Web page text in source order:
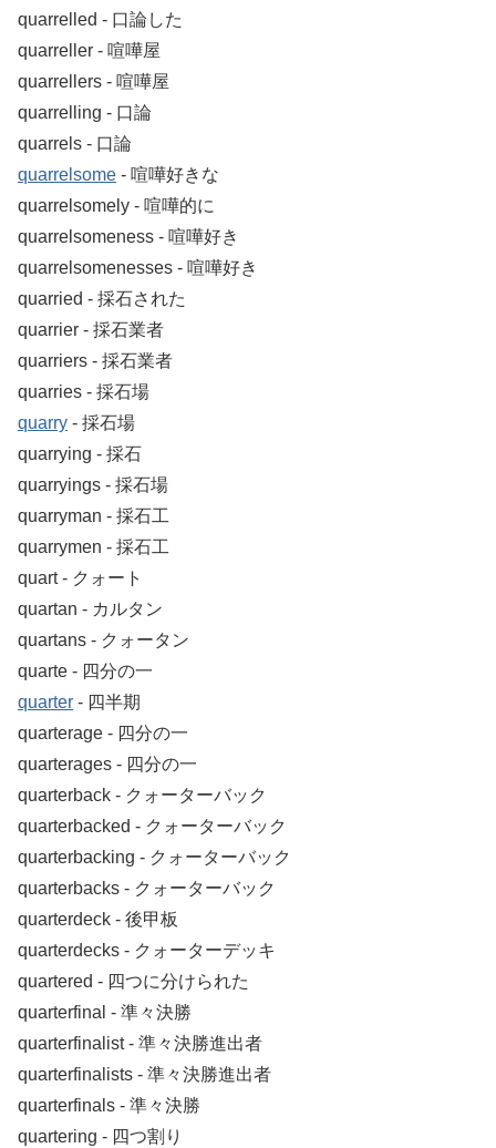
quarrelled ‐ 口論した
quarreller ‐ 喧嘩屋
quarrellers ‐ 喧嘩屋
quarrelling ‐ 口論
quarrels ‐ 口論
quarrelsome ‐ 喧嘩好きな
quarrelsomely ‐ 喧嘩的に
quarrelsomeness ‐ 喧嘩好き
quarrelsomenesses ‐ 喧嘩好き
quarried ‐ 採石された
quarrier ‐ 採石業者
quarriers ‐ 採石業者
quarries ‐ 採石場
quarry ‐ 採石場
quarrying ‐ 採石
quarryings ‐ 採石場
quarryman ‐ 採石工
quarrymen ‐ 採石工
quart ‐ クォート
quartan ‐ カルタン
quartans ‐ クォータン
quarte ‐ 四分の一
quarter ‐ 四半期
quarterage ‐ 四分の一
quarterages ‐ 四分の一
quarterback ‐ クォーターバック
quarterbacked ‐ クォーターバック
quarterbacking ‐ クォーターバック
quarterbacks ‐ クォーターバック
quarterdeck ‐ 後甲板
quarterdecks ‐ クォーターデッキ
quartered ‐ 四つに分けられた
quarterfinal ‐ 準々決勝
quarterfinalist ‐ 準々決勝進出者
quarterfinalists ‐ 準々決勝進出者
quarterfinals ‐ 準々決勝
quartering ‐ 四つ割り